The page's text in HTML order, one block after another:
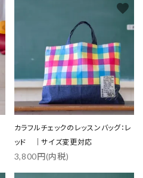
カラフルチェックのレッスンバッグ：レ
ッド ｜サイズ変更対応
3,800円(内税)
favorite